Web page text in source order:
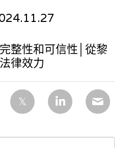
整性和可信性│從黎
律效力